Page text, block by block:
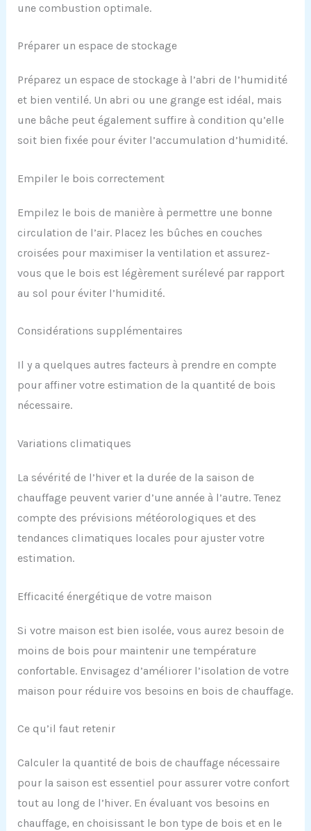
une combustion optimale.
Préparer un espace de stockage
Préparez un espace de stockage à l’abri de l’humidité
et bien ventilé. Un abri ou une grange est idéal, mais
une bâche peut également suffire à condition qu’elle
soit bien fixée pour éviter l’accumulation d’humidité.
Empiler le bois correctement
Empilez le bois de manière à permettre une bonne
circulation de l’air. Placez les bûches en couches
croisées pour maximiser la ventilation et assurez-
vous que le bois est légèrement surélevé par rapport
au sol pour éviter l’humidité.
Considérations supplémentaires
Il y a quelques autres facteurs à prendre en compte
pour affiner votre estimation de la quantité de bois
nécessaire.
Variations climatiques
La sévérité de l’hiver et la durée de la saison de
chauffage peuvent varier d’une année à l’autre. Tenez
compte des prévisions météorologiques et des
tendances climatiques locales pour ajuster votre
estimation.
Efficacité énergétique de votre maison
Si votre maison est bien isolée, vous aurez besoin de
moins de bois pour maintenir une température
confortable. Envisagez d’améliorer l’isolation de votre
maison pour réduire vos besoins en bois de chauffage.
Ce qu’il faut retenir
Calculer la quantité de bois de chauffage nécessaire
pour la saison est essentiel pour assurer votre confort
tout au long de l’hiver. En évaluant vos besoins en
chauffage, en choisissant le bon type de bois et en le